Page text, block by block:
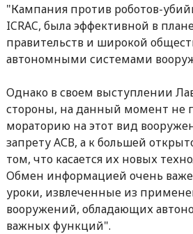
"Кампания против роботов-
ICRAC, была эффективной в
правительств и широкой
автономными системами
Однако в своем выступлении
стороны, на данный момент не
мораторию на этот вид
запрету АСВ, а к большей
том, что касается их новых
Обмен информацией очень
уроки, извлеченные из
вооружений, обладающих
важных функций".